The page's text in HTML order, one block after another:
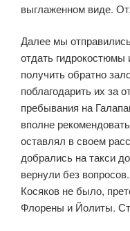
выглаженном виде.
Далее мы
отдать гидрокостюмы
получить обратно
поблагодарить их за
пребывания на
вполне
оставлял в своем
добрались на такси
вернули без
Косяков не было,
Флорены и Йолиты.